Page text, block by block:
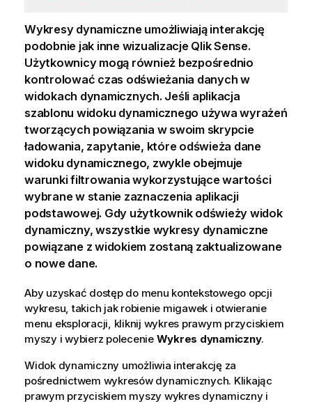
Wykresy dynamiczne umożliwiają interakcję
podobnie jak inne wizualizacje Qlik Sense.
Użytkownicy mogą również bezpośrednio
kontrolować czas odświeżania danych w
widokach dynamicznych. Jeśli aplikacja
szablonu widoku dynamicznego używa wyrażeń
tworzących powiązania w swoim skrypcie
ładowania, zapytanie, które odświeża dane
widoku dynamicznego, zwykle obejmuje
warunki filtrowania wykorzystujące wartości
wybrane w stanie zaznaczenia aplikacji
podstawowej. Gdy użytkownik odświeży widok
dynamiczny, wszystkie wykresy dynamiczne
powiązane z widokiem zostaną zaktualizowane
o nowe dane.
Aby uzyskać dostęp do menu kontekstowego opcji
wykresu, takich jak robienie migawek i otwieranie
menu eksploracji, kliknij wykres prawym przyciskiem
myszy i wybierz polecenie Wykres dynamiczny.
Widok dynamiczny umożliwia interakcję za
pośrednictwem wykresów dynamicznych. Klikając
prawym przyciskiem myszy wykres dynamiczny i